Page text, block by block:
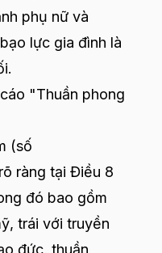
phụ nữ và
lực gia đình là
"Thuần phong
(số
ràng tại Điều 8
đó bao gồm
trái với truyền
đức, thuần